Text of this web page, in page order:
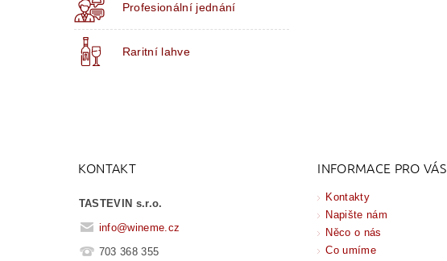
Profesionální jednání
Raritní lahve
KONTAKT
TASTEVIN s.r.o.
info@wineme.cz
703 368 355
INFORMACE PRO VÁS
Kontakty
Napište nám
Něco o nás
Co umíme